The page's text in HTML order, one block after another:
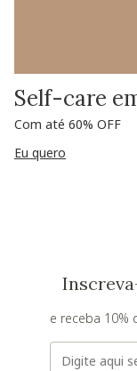
Self-care
Com até 60% OFF
Eu quero
e receba 10%
E-mail